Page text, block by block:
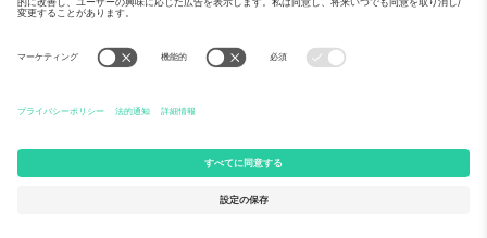
Mexico
Av Chapultepec 360, Roma
Norte, Cuauhtémoc, 06700
Mexico
Platform provider legal entity might vary depending on location,
event and/or domain.詳細は各イベントページをご確認ください。,
© 2026 Ticombo. 無断転載を禁じます.